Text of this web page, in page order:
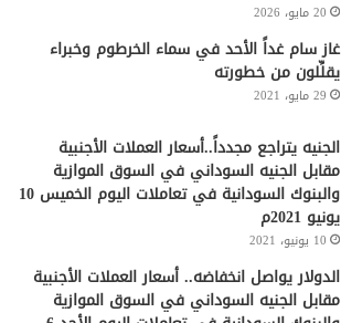
20 مايو، 2026
غاز سام غداً الأحد في سماء الخرطوم وخبراء
يقلِّلون من خطورته
29 مايو، 2021
الجنيه يتراجع مجدداً..أسعار العملات الأجنبية
مقابل الجنيه السوداني في السوق الموازية
والبنوك السودانية في تعاملات اليوم الخميس 10
يونيو 2021م
10 يونيو، 2021
الدولار يواصل انخفاضه.. أسعار العملات الأجنبية
مقابل الجنيه السوداني في السوق الموازية